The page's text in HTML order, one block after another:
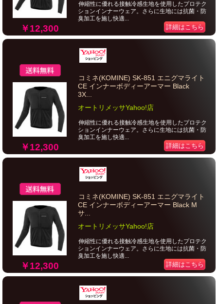
￥12,300
伸縮性に優れる接触冷感生地を使用したプロテク
ションインナーウェア。さらに生地には抗菌・防
臭加工を施し快適...
詳細はこちら
￥12,300
コミネ(KOMINE) SK-851 エニグマライト
CE インナーボディーアーマー Black
3X...
オートリメッサYahoo!店
伸縮性に優れる接触冷感生地を使用したプロテク
ションインナーウェア。さらに生地には抗菌・防
臭加工を施し快適...
詳細はこちら
￥12,300
コミネ(KOMINE) SK-851 エニグマライト
CE インナーボディーアーマー Black M
サ...
オートリメッサYahoo!店
伸縮性に優れる接触冷感生地を使用したプロテク
ションインナーウェア。さらに生地には抗菌・防
臭加工を施し快適...
詳細はこちら